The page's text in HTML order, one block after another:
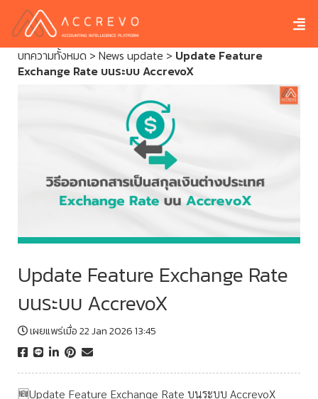
บทความทั้งหมด > News update > Update Feature
Exchange Rate บนระบบ AccrevoX
Update Feature Exchange Rate
บนระบบ AccrevoX
เผยแพร่เมื่อ 22 Jan 2026 13:45
🆕Update Feature Exchange Rate บนระบบ AccrevoX